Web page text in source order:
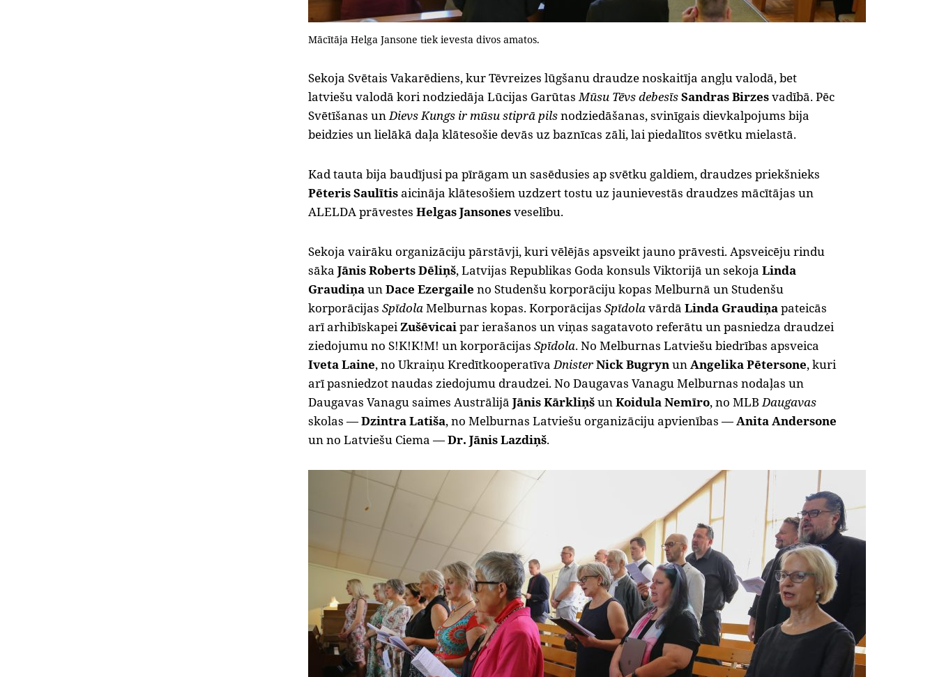
Mācītāja Helga Jansone tiek ievesta divos amatos.
Sekoja Svētais Vakarēdiens, kur Tēvreizes lūgšanu draudze noskaitīja angļu valodā, bet
latviešu valodā kori nodziedāja Lūcijas GarūtasMūsu Tēvs debesīsSandras Birzesvadībā. Pēc
Svētīšanas unDievs Kungs ir mūsu stiprā pilsnodziedāšanas, svinīgais dievkalpojums bija
beidzies un lielākā daļa klātesošie devās uz baznīcas zāli, lai piedalītos svētku mielastā.
Kad tauta bija baudījusi pa pīrāgam un sasēdusies ap svētku galdiem, draudzes priekšnieks
Pēteris Saulītisaicināja klātesošiem uzdzert tostu uz jaunievestās draudzes mācītājas un
ALELDA prāvestes Helgas Jansonesveselību.
Sekoja vairāku organizāciju pārstāvji, kuri vēlējās apsveikt jauno prāvesti. Apsveicēju rindu
sāka Jānis Roberts Dēliņš, Latvijas Republikas Goda konsuls Viktorijā un sekoja Linda
GraudiņaunDace Ezergaile no Studenšu korporāciju kopas Melburnā un Studenšu
korporācijas SpīdolaMelburnas kopas. Korporācijas Spīdolavārdā Linda Graudiņapateicās
arī arhibīskapeiZušēvicaipar ierašanos un viņas sagatavoto referātu un pasniedza draudzei
ziedojumu no S!K!K!M! un korporācijas Spīdola. No Melburnas Latviešu biedrības apsveica
Iveta Laine, no Ukraiņu KredītkooperatīvaDnisterNick BugrynunAngelika Pētersone, kuri
arī pasniedzot naudas ziedojumu draudzei. No Daugavas Vanagu Melburnas nodaļas un
Daugavas Vanagu saimes Austrālijā Jānis KārkliņšunKoidula Nemīro, no MLBDaugavas
skolas —Dzintra Latiša, no Melburnas Latviešu organizāciju apvienības —Anita Andersone
un no Latviešu Ciema —Dr. Jānis Lazdiņš.